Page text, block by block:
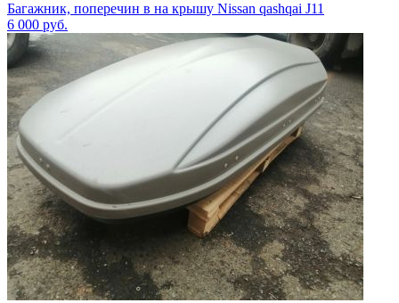
Багажник, поперечин в на крышу Nissan qashqai J11
6 000 руб.